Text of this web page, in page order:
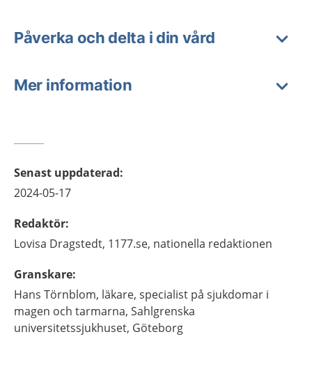
Påverka och delta i din vård
Mer information
Senast uppdaterad:
2024-05-17
Redaktör:
Lovisa Dragstedt, 1177.se, nationella redaktionen
Granskare:
Hans Törnblom, läkare, specialist på sjukdomar i
magen och tarmarna, Sahlgrenska
universitetssjukhuset, Göteborg